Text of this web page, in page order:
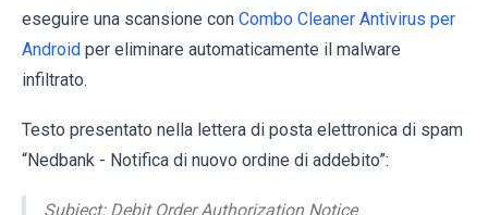
eseguire una scansione con Combo Cleaner Antivirus per
Android per eliminare automaticamente il malware
infiltrato.
Testo presentato nella lettera di posta elettronica di spam
“Nedbank - Notifica di nuovo ordine di addebito”:
Subject: Debit Order Authorization Notice